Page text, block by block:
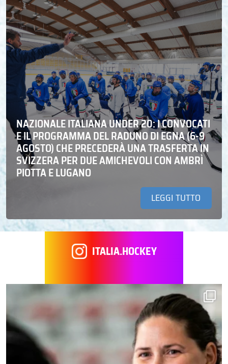
NAZIONALE ITALIANA UNDER 20: I CONVOCATI
E IL PROGRAMMA DEL RADUNO DI EGNA (6-9
AGOSTO) CHE PRECEDERÀ UNA TRASFERTA IN
SVIZZERA PER DUE AMICHEVOLI CON AMBRÌ
PIOTTA E LUGANO
LEGGI TUTTO
ITALIA.HOCKEY